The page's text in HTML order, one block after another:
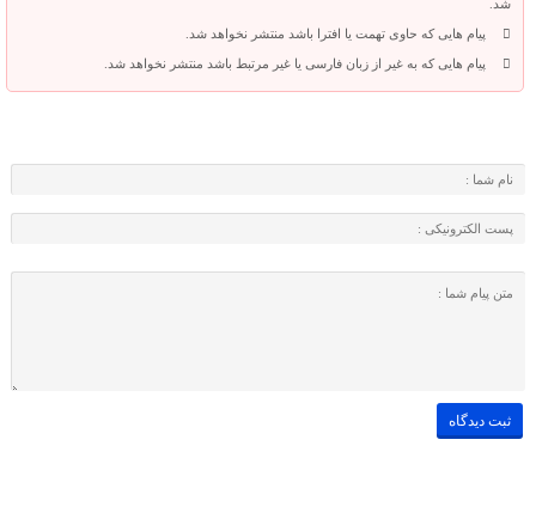
شد.
پیام هایی که حاوی تهمت یا افترا باشد منتشر نخواهد شد.
پیام هایی که به غیر از زبان فارسی یا غیر مرتبط باشد منتشر نخواهد شد.